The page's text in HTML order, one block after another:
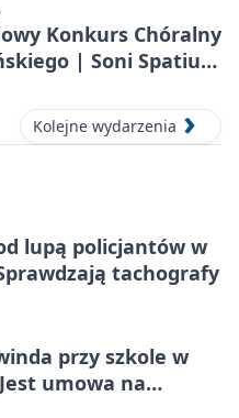
Konkurs Chóralny
| Soni Spatium
Kolejne wydarzenia
lupą policjantów w
tachografy
przy szkole w
umowa na